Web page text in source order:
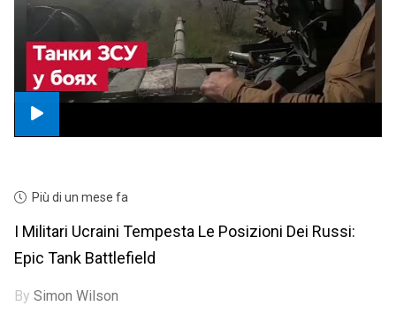
Più di un mese fa
I Militari Ucraini Tempesta Le Posizioni Dei Russi:
Epic Tank Battlefield
BySimon Wilson